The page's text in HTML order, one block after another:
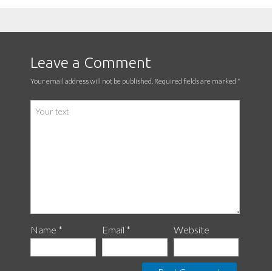
Leave a Comment
Your email address will not be published. Required fields are marked *
Name * Email * Website